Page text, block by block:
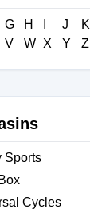
G H J K
V W X Y Z
Sports
Cycles